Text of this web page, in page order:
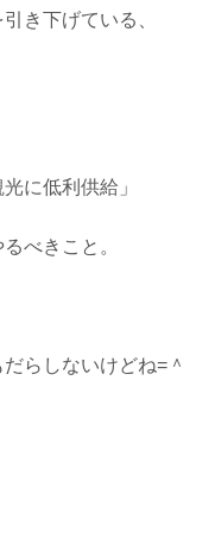
き下げている、
に低利供給」
べきこと。
らしないけどね=＾